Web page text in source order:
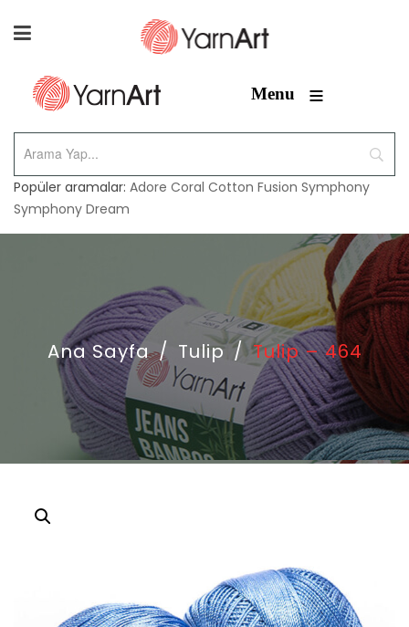
Menu ≡
Popüler aramalar: Adore Coral Cotton Fusion Symphony
Symphony Dream
Ana Sayfa / Tulip / Tulip – 464